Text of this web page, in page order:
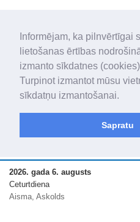
Informējam, ka pilnvērtīgai
lietošanas ērtības
izmanto sīkdatnes
Turpinot izmantot mūsu
sīkdatņu izmantošanai.
Sapratu
„Latgales Laiks” iznāk latviešu un krievu
„Latgales Laiks” latviešu valodā aptver
novadu un apkārtējos novadus un pilsētas.
2026. gada 6. augusts
Ceturtdiena
Aisma, Askolds